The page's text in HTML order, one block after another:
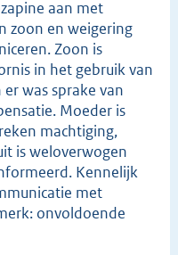
aan met
zoon en weigering
Zoon is
in het gebruik van
was sprake van
Moeder is
machtiging,
is weloverwogen
Kennelijk
met
onvoldoende